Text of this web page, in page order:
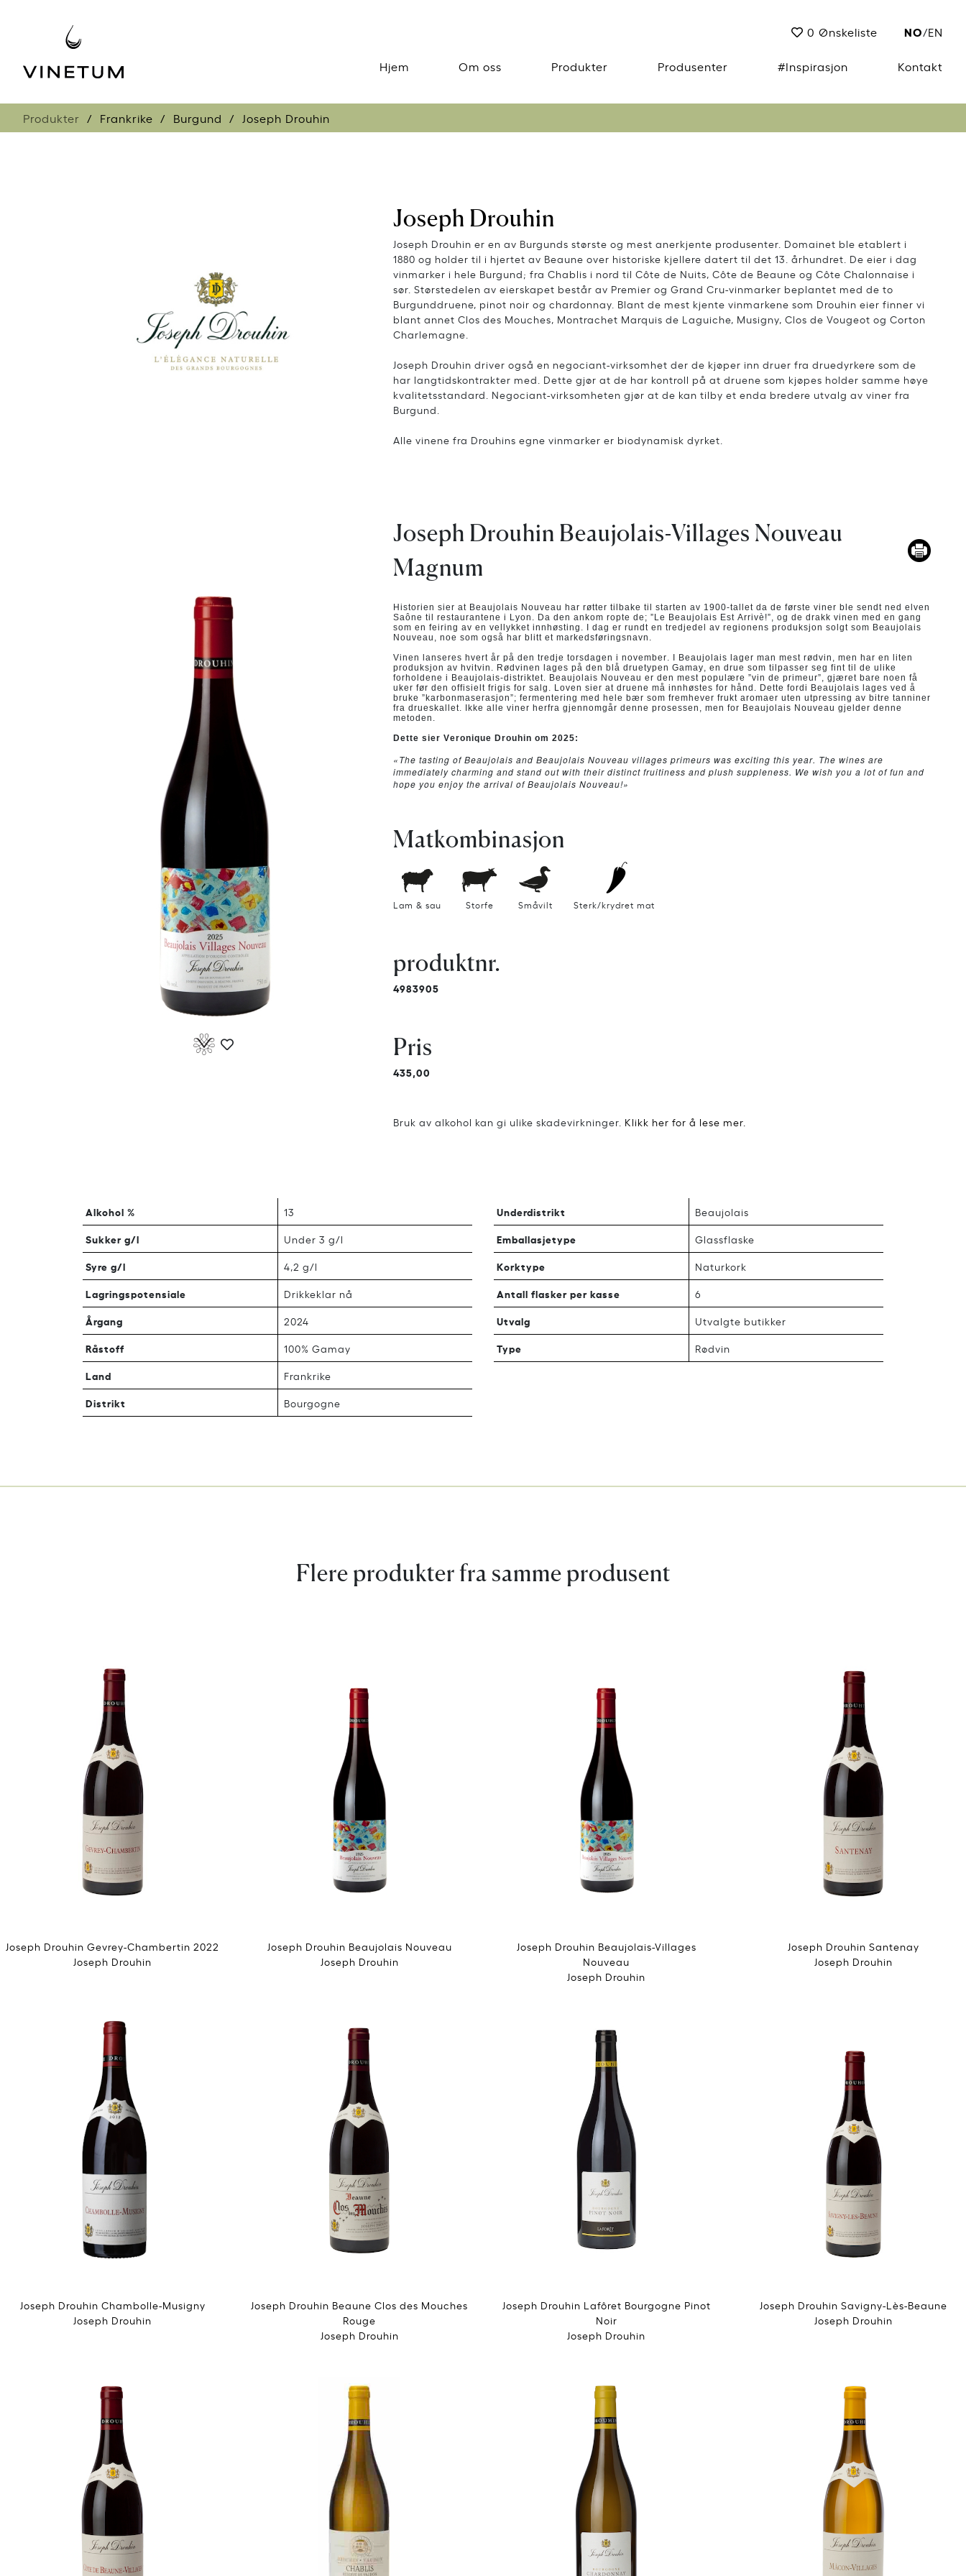
0 Ønskeliste NO/EN
Hjem Om oss Produkter Produsenter #Inspirasjon Kontakt
Produkter Frankrike Burgund Joseph Drouhin
Joseph Drouhin
Joseph Drouhin er en av Burgunds største og mest anerkjente produsenter. Domainet ble etablert i
1880 og holder til i hjertet av Beaune over historiske kjellere datert til det 13. århundret. De eier i dag
vinmarker i hele Burgund; fra Chablis i nord til Côte de Nuits, Côte de Beaune og Côte Chalonnaise i
sør. Størstedelen av eierskapet består av Premier og Grand Cru-vinmarker beplantet med de to
Burgunddruene, pinot noir og chardonnay. Blant de mest kjente vinmarkene som Drouhin eier finner vi
blant annet Clos des Mouches, Montrachet Marquis de Laguiche, Musigny, Clos de Vougeot og Corton
Charlemagne.
Joseph Drouhin driver også en negociant-virksomhet der de kjøper inn druer fra druedyrkere som de
har langtidskontrakter med. Dette gjør at de har kontroll på at druene som kjøpes holder samme høye
kvalitetsstandard. Negociant-virksomheten gjør at de kan tilby et enda bredere utvalg av viner fra
Burgund.
Alle vinene fra Drouhins egne vinmarker er biodynamisk dyrket.
Joseph Drouhin Beaujolais-Villages Nouveau
Magnum
Historien sier at Beaujolais Nouveau har røtter tilbake til starten av 1900-tallet da de første viner ble sendt ned elven
Saône til restaurantene i Lyon. Da den ankom ropte de; ”Le Beaujolais Est Arrivè!”, og de drakk vinen med en gang
som en feiring av en vellykket innhøsting. I dag er rundt en tredjedel av regionens produksjon solgt som Beaujolais
Nouveau, noe som også har blitt et markedsføringsnavn.
Vinen lanseres hvert år på den tredje torsdagen i november. I Beaujolais lager man mest rødvin, men har en liten
produksjon av hvitvin. Rødvinen lages på den blå druetypen Gamay, en drue som tilpasser seg fint til de ulike
forholdene i Beaujolais-distriktet. Beaujolais Nouveau er den mest populære ”vin de primeur”, gjæret bare noen få
uker før den offisielt frigis for salg. Loven sier at druene må innhøstes for hånd. Dette fordi Beaujolais lages ved å
bruke ”karbonmaserasjon”; fermentering med hele bær som fremhever frukt aromaer uten utpressing av bitre tanniner
fra drueskallet. Ikke alle viner herfra gjennomgår denne prosessen, men for Beaujolais Nouveau gjelder denne
metoden.
Dette sier Veronique Drouhin om 2025:
«The tasting of Beaujolais and Beaujolais Nouveau villages primeurs was exciting this year. The wines are
immediately charming and stand out with their distinct fruitiness and plush suppleness. We wish you a lot of fun and
hope you enjoy the arrival of Beaujolais Nouveau!»
Matkombinasjon
Lam & sau Storfe Småvilt Sterk/krydret mat
produktnr.
4983905
Pris
435,00
Bruk av alkohol kan gi ulike skadevirkninger. Klikk her for å lese mer.
Alkohol % 13
Sukker g/l Under 3 g/l
Syre g/l 4,2 g/l
Lagringspotensiale Drikkeklar nå
Årgang 2024
Råstoff 100% Gamay
Land Frankrike
Distrikt Bourgogne
Underdistrikt Beaujolais
Emballasjetype Glassflaske
Korktype Naturkork
Antall flasker per kasse 6
Utvalg Utvalgte butikker
Type Rødvin
Flere produkter fra samme produsent
Joseph Drouhin Gevrey-Chambertin 2022
Joseph Drouhin
Joseph Drouhin Beaujolais Nouveau
Joseph Drouhin
Joseph Drouhin Beaujolais-Villages
Nouveau
Joseph Drouhin
Joseph Drouhin Santenay
Joseph Drouhin
Joseph Drouhin Chambolle-Musigny
Joseph Drouhin
Joseph Drouhin Beaune Clos des Mouches
Rouge
Joseph Drouhin
Joseph Drouhin Lafôret Bourgogne Pinot
Noir
Joseph Drouhin
Joseph Drouhin Savigny-Lès-Beaune
Joseph Drouhin